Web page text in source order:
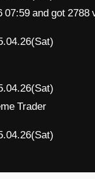
and got 2788
Trader